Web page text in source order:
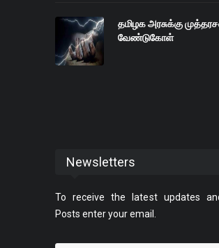
தமிழக அரசுக்கு
வேண்டுகோள்
Newsletters
To receive the latest updates
Posts enter your email.